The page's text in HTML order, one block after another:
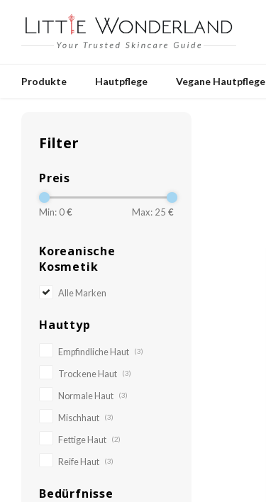
Produkte Hautpflege Vegane Hautpflege
Filter
Preis
Min: 0€ Max: 25 €
Koreanische
Kosmetik
Alle Marken
Hauttyp
Empfindliche Haut (3)
Trockene Haut (3)
Normale Haut (3)
Mischhaut (3)
Fettige Haut (2)
Reife Haut (3)
Bedürfnisse